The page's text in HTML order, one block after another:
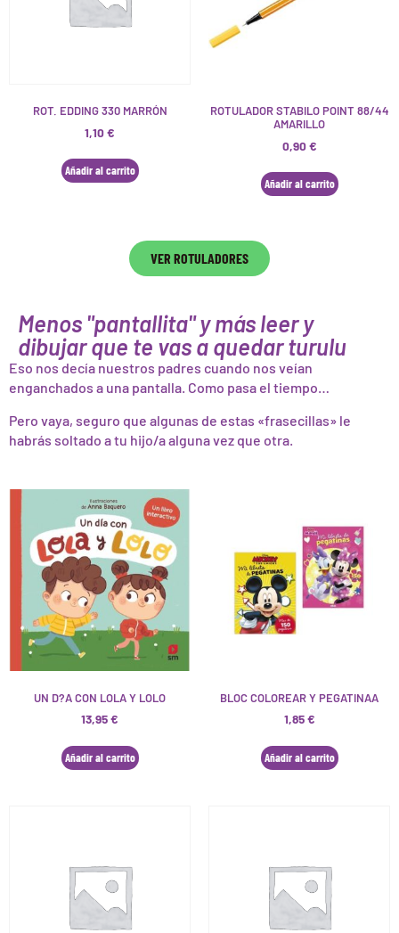
ROT. EDDING 330 MARRÓN
1,10€
Añadir al carrito
ROTULADOR STABILO POINT 88/44
AMARILLO
0,90€
Añadir al carrito
VER ROTULADORES
Menos "pantallita" y más leer y
dibujar que te vas a quedar turulu
Eso nos decía nuestros padres cuando nos veían
enganchados a una pantalla. Como pasa el tiempo…
Pero vaya, seguro que algunas de estas «frasecillas» le
habrás soltado a tu hijo/a alguna vez que otra.
UN D?A CON LOLA Y LOLO
13,95€
Añadir al carrito
BLOC COLOREAR Y PEGATINAA
1,85€
Añadir al carrito